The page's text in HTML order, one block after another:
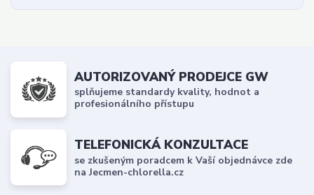
AUTORIZOVANÝ PRODEJCE GW
splňujeme standardy kvality, hodnot a
profesionálního přístupu
TELEFONICKÁ KONZULTACE
se zkušeným poradcem k Vaší objednávce zde
na Jecmen-chlorella.cz